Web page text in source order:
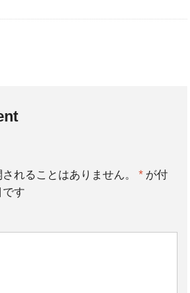
れることはありません。 *が付
です